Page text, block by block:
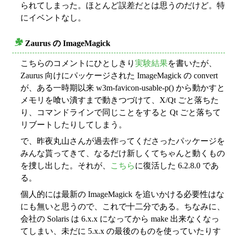
られてしまった。ほとんど誤差だとは思うのだけど。特
にイベントなし。
Zaurus の ImageMagick
こちらのコメントにひとしきり 実験結果を書いたが、
Zaurus 向けにパッケージされた ImageMagick の convert
が、ある一時期以来 w3m-favicon-usable-p() から動かすと
メモリを喰い潰すまで動きつづけて、X/Qt ごと落ちた
り、コマンドラインで同じことをすると Qt ごと落ちて
リブートしたりしてしまう。
で、昨夜丸山さんが過去作ってくださったパッケージを
みんな貰ってきて、なるだけ新しくてちゃんと動くもの
を捜し出した。それが、
こちらに復活した 6.2.8.0 であ
る。
個人的には最新の ImageMagick を追いかける必要性はな
にも無いと思うので、これで十二分である。ちなみに、
会社の Solaris は 6.x.x になってから make 出来なくなっ
てしまい、未だに 5.x.x の最後のものを使っていたりす